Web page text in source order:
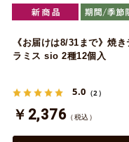
《お届けは8/31まで》焼き
ラミス sio 2種12個入
5.0 （2）
￥2,376 （税込）